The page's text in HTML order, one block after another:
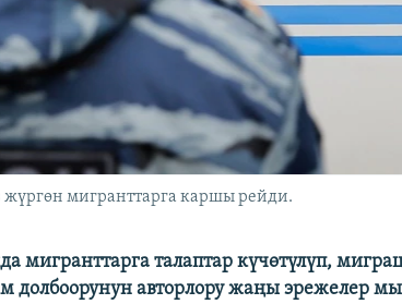
мигранттарга каршы рейди.
мигранттарга талаптар күчөтүлүп,
долбоорунун авторлору жаңы эрежелер